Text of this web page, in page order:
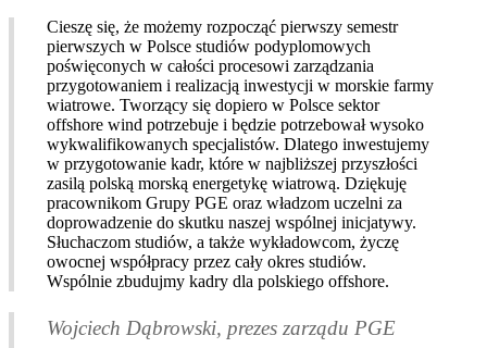
Cieszę się, że możemy rozpocząć pierwszy semestr
pierwszych w Polsce studiów podyplomowych
poświęconych w całości procesowi zarządzania
przygotowaniem i realizacją inwestycji w morskie farmy
wiatrowe. Tworzący się dopiero w Polsce sektor
offshore wind potrzebuje i będzie potrzebował wysoko
wykwalifikowanych specjalistów. Dlatego inwestujemy
w przygotowanie kadr, które w najbliższej przyszłości
zasilą polską morską energetykę wiatrową. Dziękuję
pracownikom Grupy PGE oraz władzom uczelni za
doprowadzenie do skutku naszej wspólnej inicjatywy.
Słuchaczom studiów, a także wykładowcom, życzę
owocnej współpracy przez cały okres studiów.
Wspólnie zbudujmy kadry dla polskiego offshore.
Wojciech Dąbrowski, prezes zarządu PGE